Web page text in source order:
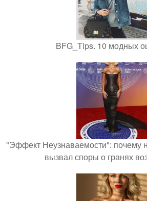
BFG_Tips. 10 модных
"Эффект Неузнаваемости": почему
вызвал споры о гранях